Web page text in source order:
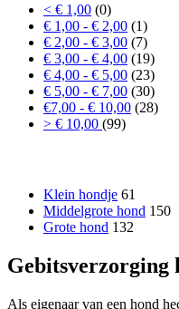
< € 1,00 (0)
€ 1,00 - € 2,00 (1)
€ 2,00 - € 3,00 (7)
€ 3,00 - € 4,00 (19)
€ 4,00 - € 5,00 (23)
€ 5,00 - € 7,00 (30)
€7,00 - € 10,00 (28)
> € 10,00 (99)
Klein hondje 61
Middelgrote hond 150
Grote hond 132
Gebitsverzorging
Als eigenaar van een hond